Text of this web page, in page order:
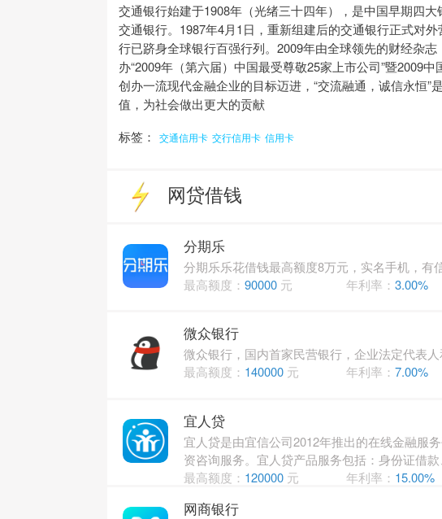
交通银行始建于1908年（光绪三十四年），是中国早期四
交通银行。1987年4月1日，重新组建后的交通银行正式对
行已跻身全球银行百强行列。2009年由全球领先的财经杂
办“2009年（第六届）中国最受尊敬25家上市公司”暨2009
创办一流现代金融企业的目标迈进，“交流融通，诚信永恒
值，为社会做出更大的贡献
标签：
交通信用卡 交行信用卡 信用卡
网贷借钱
分期乐
分期乐乐花借钱最高额度8万元，实名手机，有
最高额度： 90000元 年利率：3.00%
微众银行
微众银行，国内首家民营银行，企业法定代表
最高额度： 140000元 年利率：7.00%
宜人贷
宜人贷是由宜信公司2012年推出的在线金融服
资咨询服务。宜人贷产品服务包括：身份证借
最高额度： 120000元 年利率： 15.00%
网商银行